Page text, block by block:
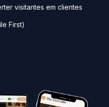
visitantes em clientes
First)